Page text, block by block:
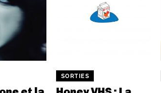
SORTIES